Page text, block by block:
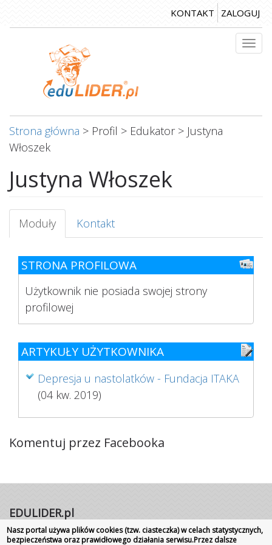
do
KONTAKT ZALOGUJ
Strona główna > Profil > Edukator > Justyna
Włoszek
Justyna Włoszek
Karty
podstawowe
Moduły (aktywna
karta)
Kontakt
STRONA PROFILOWA
Użytkownik nie posiada swojej strony
profilowej
ARTYKUŁY UŻYTKOWNIKA
Depresja u nastolatków - Fundacja ITAKA
(04 kw. 2019)
Komentuj przez Facebooka
EDULIDER.pl
Portal internetowy | Rok założenia 2008
Nasz portal używa plików cookies (tzw. ciasteczka) w celach statystycznych,
bezpieczeństwa oraz prawidłowego działania serwisu.Przez dalsze